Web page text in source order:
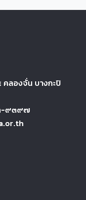
คลองจั่น บางกะปิ
-๙๓๙๗